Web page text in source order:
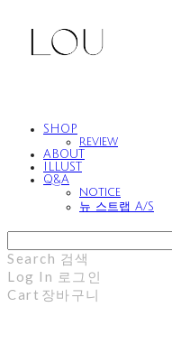
SHOP
review
ABOUT
ILLUST
Q&A
notice
뉴 스트랩 A/S
Search 검색
Log In 로그인
Cart 장바구니